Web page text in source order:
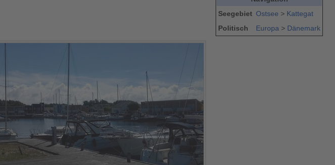
Seegebiet Ostsee > Kattegat
Politisch
Europa > Dänemark